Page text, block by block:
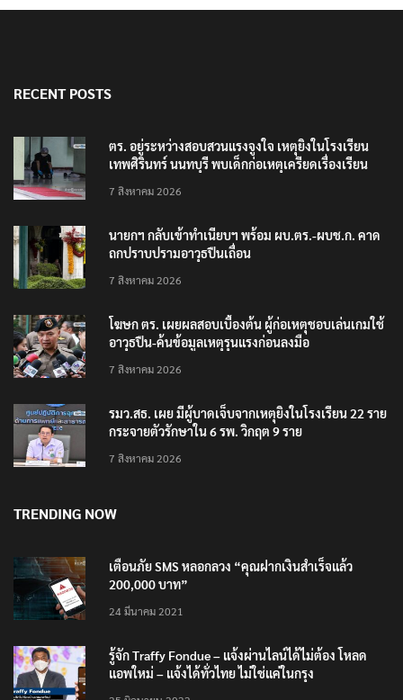
RECENT POSTS
ตร. อยู่ระหว่างสอบสวนแรงจูงใจ เหตุยิงในโรงเรียน
เทพศิรินทร์ นนทบุรี พบเด็กก่อเหตุเครียดเรื่องเรียน
7 สิงหาคม 2026
นายกฯ กลับเข้าทำเนียบฯ พร้อม ผบ.ตร.-ผบช.ก. คาด
ถกปราบปรามอาวุธปืนเถื่อน
7 สิงหาคม 2026
โฆษก ตร. เผยผลสอบเบื้องต้น ผู้ก่อเหตุชอบเล่นเกมใช้
อาวุธปืน-ค้นข้อมูลเหตุรุนแรงก่อนลงมือ
7 สิงหาคม 2026
รมว.สธ. เผย มีผู้บาดเจ็บจากเหตุยิงในโรงเรียน 22 ราย
กระจายตัวรักษาใน 6 รพ. วิกฤต 9 ราย
7 สิงหาคม 2026
TRENDING NOW
เตือนภัย SMS หลอกลวง “คุณฝากเงินสำเร็จแล้ว
200,000 บาท”
24 มีนาคม 2021
รู้จัก Traffy Fondue – แจ้งผ่านไลน์ได้ไม่ต้อง โหลด
แอพใหม่ – แจ้งได้ทั่วไทย ไม่ใช่แค่ในกรุง